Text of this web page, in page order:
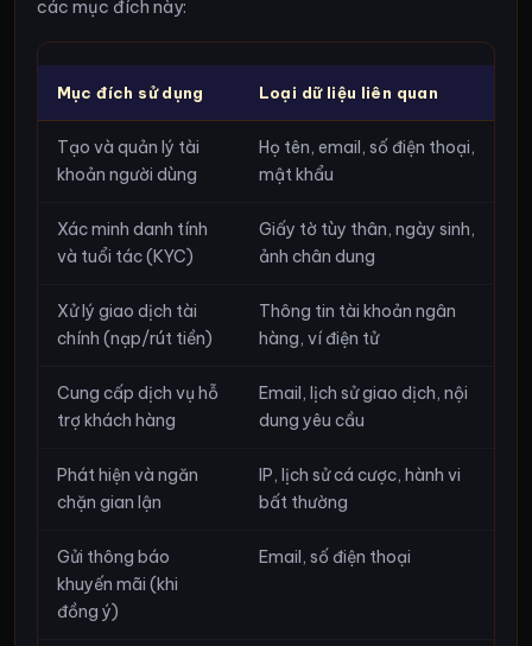
các mục đích này:
Mục đích sử dụng Loại dữ liệu liên quan
Tạo và quản lý tài
khoản người dùng
Họ tên, email, số điện thoại,
mật khẩu
Xác minh danh tính
và tuổi tác (KYC)
Giấy tờ tùy thân, ngày sinh,
ảnh chân dung
Xử lý giao dịch tài
chính (nạp/rút tiền)
Thông tin tài khoản ngân
hàng, ví điện tử
Cung cấp dịch vụ hỗ
trợ khách hàng
Email, lịch sử giao dịch, nội
dung yêu cầu
Phát hiện và ngăn
chặn gian lận
IP, lịch sử cá cược, hành vi
bất thường
Gửi thông báo
khuyến mãi (khi
đồng ý)
Email, số điện thoại